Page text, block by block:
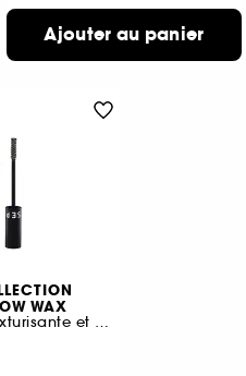
Ajouter au panier
WAX
Cire sourcils texturisante et fixante